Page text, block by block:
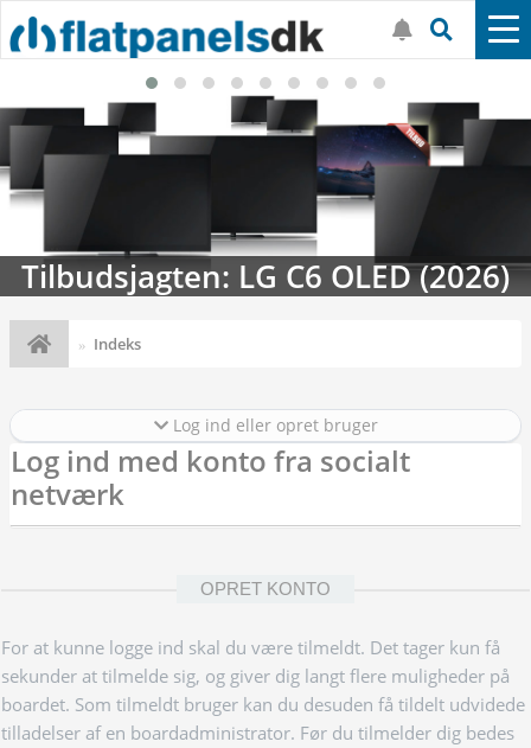
Tilbudsjagten: LG C6 OLED (2026)
Indeks
Log ind eller opret bruger
Log ind med konto fra socialt
netværk
OPRET KONTO
For at kunne logge ind skal du være tilmeldt. Det tager kun få
sekunder at tilmelde sig, og giver dig langt flere muligheder på
boardet. Som tilmeldt bruger kan du desuden få tildelt udvidede
tilladelser af en boardadministrator. Før du tilmelder dig bedes